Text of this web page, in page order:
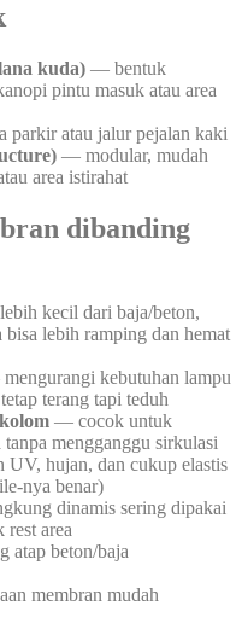
kuda) — bentuk
pintu masuk atau area
parkir atau jalur pejalan kaki
— modular, mudah
area istirahat
dibanding
kecil dari baja/beton,
lebih ramping dan hemat
kebutuhan lampu
terang tapi teduh
— cocok untuk
mengganggu sirkulasi
hujan, dan cukup elastis
nya benar)
dinamis sering dipakai
rest area
atap beton/baja
membran mudah